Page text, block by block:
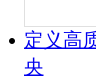
定义高
央